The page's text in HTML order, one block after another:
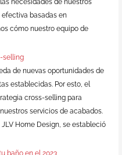
necesidades de nuestros
basadas en
cómo nuestro equipo de
selling
de nuevas oportunidades de
establecidas. Por esto, el
cross-selling para
servicios de acabados.
Home Design, se estableció